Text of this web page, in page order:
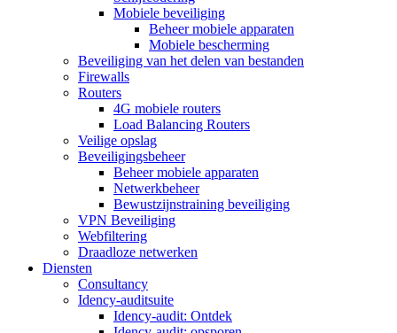
Mobiele beveiliging
Beheer mobiele apparaten
Mobiele bescherming
Beveiliging van het delen van bestanden
Firewalls
Routers
4G mobiele routers
Load Balancing Routers
Veilige opslag
Beveiligingsbeheer
Beheer mobiele apparaten
Netwerkbeheer
Bewustzijnstraining beveiliging
VPN Beveiliging
Webfiltering
Draadloze netwerken
Diensten
Consultancy
Idency-auditsuite
Idency-audit: Ontdek